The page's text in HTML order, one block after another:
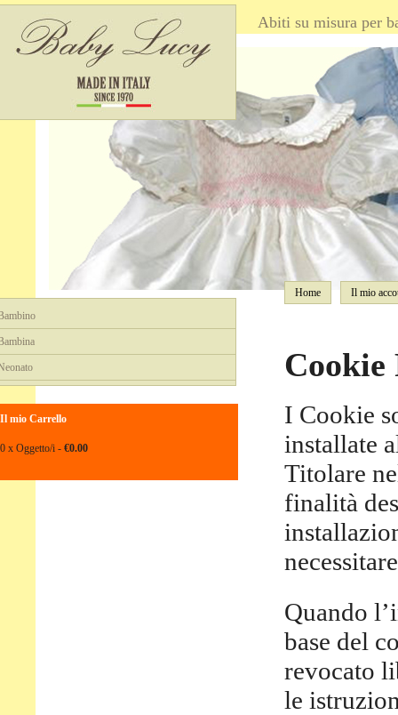
Abiti su misura per
Il mio Carrello
0 x Oggetto/i - €0.00
Home Il mio
Cookie
I Cookie
installate
Titolare
finalità
Quando
base del
revocato
le